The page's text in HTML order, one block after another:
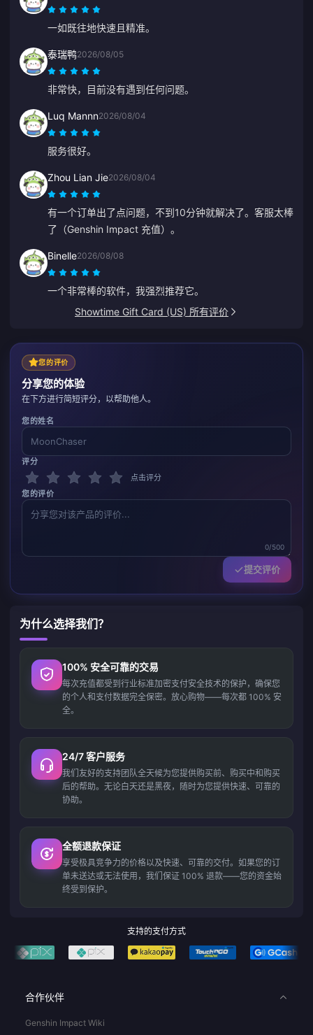
一如既往地快速且精准。
泰瑞鸭2026/08/05
非常快，目前没有遇到任何问题。
Luq Mannn2026/08/04
服务很好。
Zhou Lian Jie2026/08/04
有一个订单出了点问题，不到10分钟就解决了。客服太棒
了（Genshin Impact 充值）。
Binelle2026/08/08
一个非常棒的软件，我强烈推荐它。
Showtime Gift Card (US) 所有评价
您的评价
分享您的体验
在下方进行简短评分，以帮助他人。
您的姓名
评分
点击评分
您的评价
0/500
提交评价
为什么选择我们？
100% 安全可靠的交易
每次充值都受到行业标准加密支付安全技术的保护，确保您
的个人和支付数据完全保密。放心购物——每次都 100% 安
全。
24/7 客户服务
我们友好的支持团队全天候为您提供购买前、购买中和购买
后的帮助。无论白天还是黑夜，随时为您提供快速、可靠的
协助。
全额退款保证
享受极具竞争力的价格以及快速、可靠的交付。如果您的订
单未送达或无法使用，我们保证 100% 退款——您的资金始
终受到保护。
支持的支付方式
合作伙伴
Genshin Impact Wiki